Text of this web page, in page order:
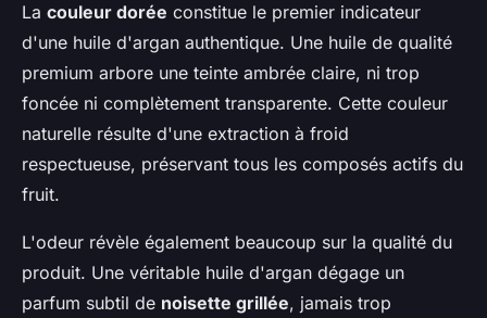
La couleur dorée constitue le premier indicateur
d'une huile d'argan authentique. Une huile de qualité
premium arbore une teinte ambrée claire, ni trop
foncée ni complètement transparente. Cette couleur
naturelle résulte d'une extraction à froid
respectueuse, préservant tous les composés actifs du
fruit.
L'odeur révèle également beaucoup sur la qualité du
produit. Une véritable huile d'argan dégage un
parfum subtil de noisette grillée, jamais trop